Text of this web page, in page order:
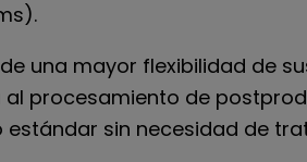
una mayor flexibilidad de
procesamiento de
sin necesidad de